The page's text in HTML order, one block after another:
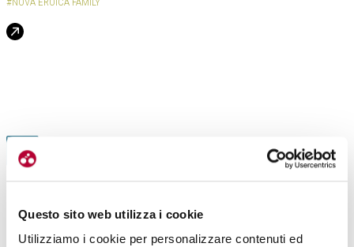
Questo sito web utilizza i cookie
Utilizziamo i cookie per personalizzare contenuti ed
NOVA-EROICA-FAMILY
LEGGI TUTTI GLI ARTICOLI
UN’INSOLITA DOMENICA FRA I PICCOLI
|06-07-2022